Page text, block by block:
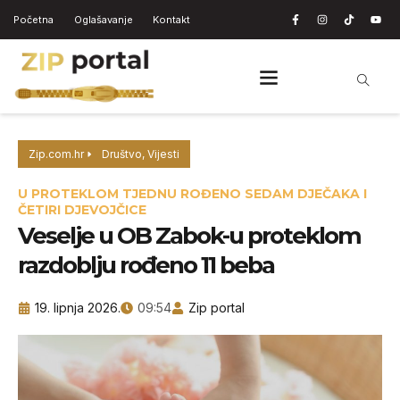
Početna Oglašavanje Kontakt
Zip.com.hr Društvo, Vijesti
U PROTEKLOM TJEDNU ROĐENO SEDAM DJEČAKA I
ČETIRI DJEVOJČICE
Veselje u OB Zabok-u proteklom
razdoblju rođeno 11 beba
19. lipnja 2026. 09:54 Zip portal